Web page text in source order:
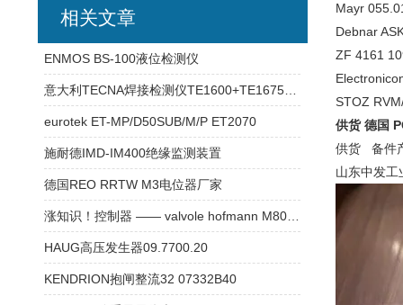
Mayr
Debnar
ZF 4161
STOZ
供货 德国
供货 备件
山东中发工
相关文章
ENMOS BS-100液位检测仪
eurotek ET-MP/D50SUB/M/P ET2070
施耐德IMD-IM400绝缘监测装置
德国REO RRTW M3电位器厂家
HAUG高压发生器09.7700.20
KENDRION抱闸整流32 07332B40